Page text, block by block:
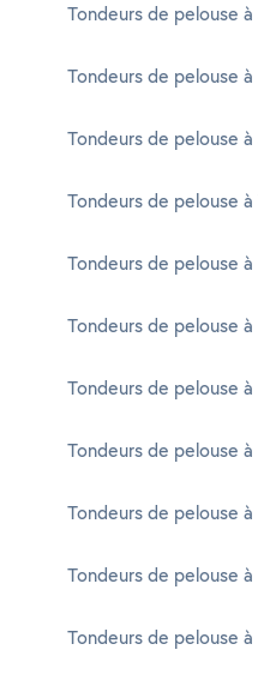
Tondeurs de pelouse
Tondeurs de pelouse
Tondeurs de pelouse
Tondeurs de pelouse à
Tondeurs de pelouse
Tondeurs de pelouse
Tondeurs de pelouse à
Tondeurs de pelouse à
Tondeurs de pelouse
Tondeurs de pelouse
Tondeurs de pelouse à